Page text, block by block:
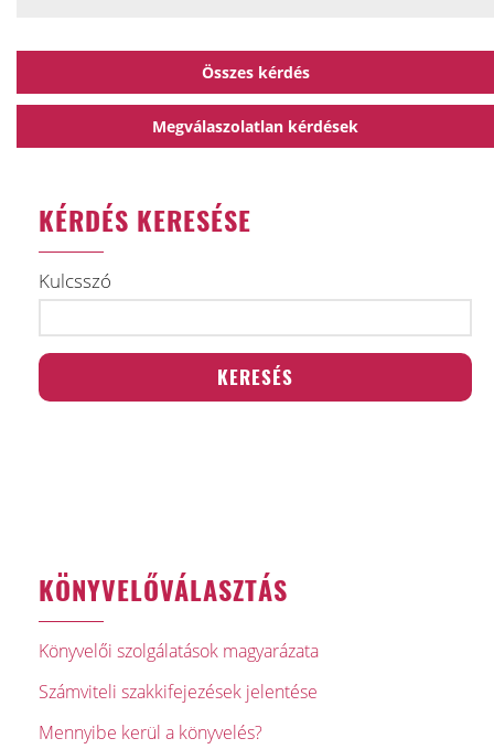
Összes kérdés
Megválaszolatlan kérdések
KÉRDÉS KERESÉSE
Kulcsszó
KÖNYVELŐVÁLASZTÁS
Könyvelői szolgálatások magyarázata
Számviteli szakkifejezések jelentése
Mennyibe kerül a könyvelés?